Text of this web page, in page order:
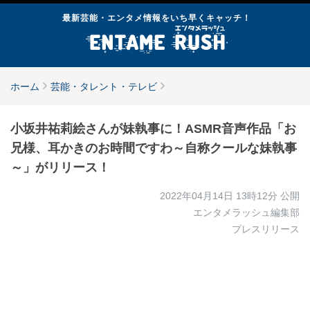
最新芸能・エンタメ情報をいち早くキャッチ！
ホーム 芸能・タレント・テレビ
小坂井祐莉絵さんが妹執事に！ASMR音声作品「お
兄様、耳かきのお時間ですわ～自称クールな妹執事
～」がリリース！
2022年04月14日 13時12分 公開
エンタメラッシュ編集部
プレスリリース